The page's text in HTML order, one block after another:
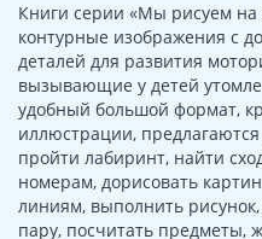
Книги серии «Мы рисуем на
контурные изображения с
деталей для развития
вызывающие у детей
удобный большой формат,
иллюстрации,
пройти лабиринт, найти
номерам, дорисовать
линиям, выполнить
пару, посчитать предметы,